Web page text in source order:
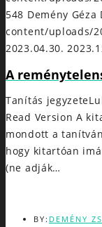
548 Demény Géza
content/uploads/
2023.04.30.
A
Tanítás
Read Version A
mondott a
hogy kitartóan
(ne adják…
BY: DEMÉNY